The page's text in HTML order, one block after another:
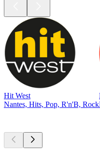
Hit West
Nantes, Hits, Pop, R'n'B, Rock